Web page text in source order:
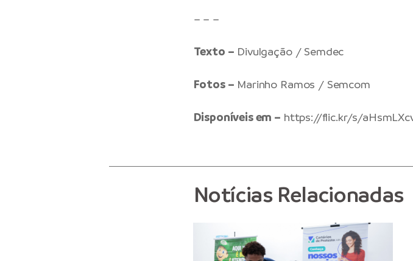
– – –
Texto – Divulgação / Semdec
Fotos – Marinho Ramos / Semcom
Disponíveis em – https://flic.kr/s/
Notícias Relacionadas